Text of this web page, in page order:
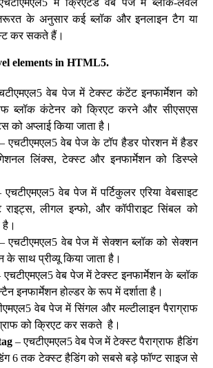
में क्रिएटेड वेब पेज में ब्लॉक-लेवल
के अनुसार कई ब्लॉक और इनलाइन टैग या
कर सकते हैं।
elements in HTML5.
वेब पेज में टेक्स्ट कंटेंट इनफार्मेशन को
ब्लॉक कंटेनर को क्रिएट करने और सीएसएस
को अप्लाई किया जाता है।
– एचटीएमएल5 वेब पेज के टॉप हैडर पोरशन में हैडर
लिंक्स, टेक्स्ट और इनफार्मेशन को डिस्प्ले
एचटीएमएल5 वेब पेज में पर्टिकुलर एरिया वेबसाइट
राइट्स, लीगल इन्फो, और कॉपीराइट सिंबल को
है।
एचटीएमएल5 वेब पेज में सेक्शन ब्लॉक को सेक्शन
के साथ प्रीव्यू किया जाता है।
वेब पेज में टेक्स्ट इनफार्मेशन के ब्लॉक
इनफार्मेशन होल्डर के रूप में दर्शाता है।
वेब पेज में सिंगल और मल्टीलाइन पैराग्राफ
को क्रिएट कर सकते है।
– एचटीएमएल5 वेब पेज में टेक्स्ट पैराग्राफ हैडिंग
6 तक टेक्स्ट हैडिंग को सबसे बड़े फॉण्ट साइज से